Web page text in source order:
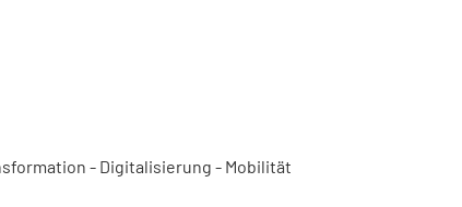
- Digitalisierung - Mobilität